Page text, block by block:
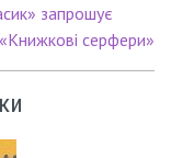
запрошує
серфери»